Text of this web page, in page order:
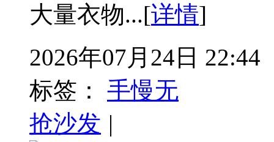
大量衣物...[详情]
2026年07月24日 22:44
标签：
手慢无
抢沙发 |